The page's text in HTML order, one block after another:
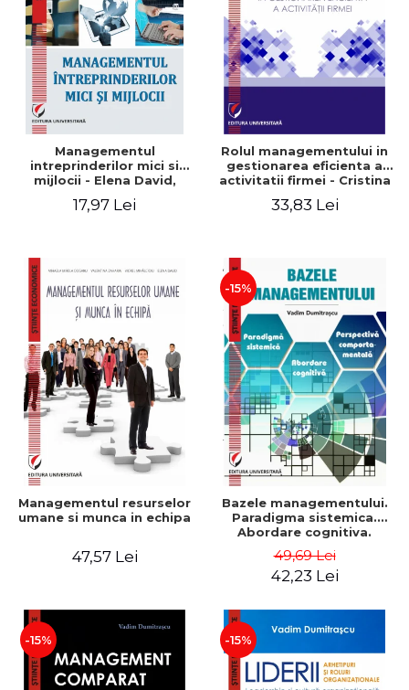
Managementul
intreprinderilor mici si
mijlocii - Elena David,
Roxana Carmen Ionescu,
17,97 Lei
Rolul managementului in
gestionarea eficienta a
activitatii firmei - Cristina
Gabriel Nastase, Mihaela-
33,83 Lei
Managementul resurselor
umane si munca in echipa
47,57 Lei
-15%
Bazele managementului.
Paradigma sistemica.
Abordare cognitiva.
comportamentala - Vadim
Dumitrascu
49,69 Lei
42,23 Lei
-15% -15%